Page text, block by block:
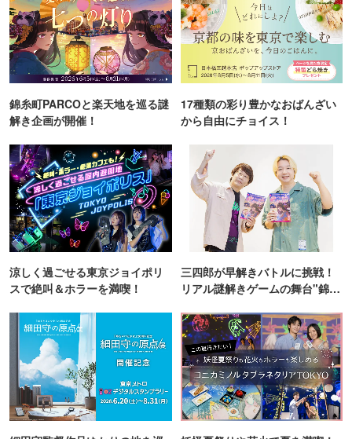
錦糸町PARCOと楽天地を巡る謎
解き企画が開催！
17種類の彩り豊かなおばんざい
から自由にチョイス！
涼しく過ごせる東京ジョイポリ
スで絶叫＆ホラーを満喫！
三四郎が早解きバトルに挑戦！
リアル謎解きゲームの舞台"錦糸